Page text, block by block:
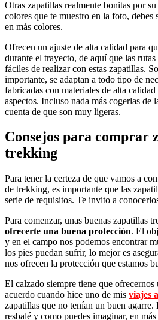
Otras zapatillas realmente bonitas por
colores que te muestro en la foto, debes
en más colores.
Ofrecen un ajuste de alta calidad para
durante el trayecto, de aquí que las
fáciles de realizar con estas zapatillas.
importante, se adaptan a todo tipo de
fabricadas con materiales de alta
aspectos. Incluso nada más cogerlas de
cuenta de que son muy ligeras.
Consejos para comprar
trekking
Para tener la certeza de que vamos a
de trekking, es importante que las
serie de requisitos. Te invito a
Para comenzar, unas buenas zapatillas
ofrecerte una buena protección. El
y en el campo nos podemos encontrar
los pies puedan sufrir, lo mejor es
nos ofrecen la protección que estamos
El calzado siempre tiene que ofrecernos
acuerdo cuando hice uno de mis viajes
zapatillas que no tenían un buen agarre.
resbalé y como puedes imaginar, en